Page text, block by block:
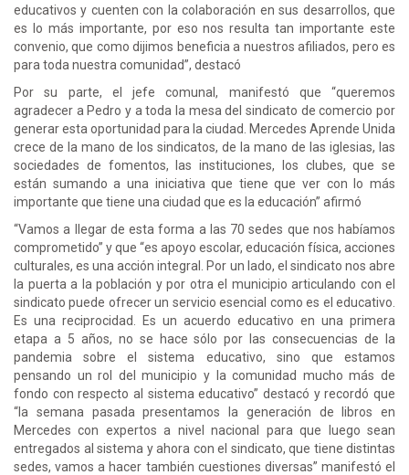
educativos y cuenten con la colaboración en sus desarrollos, que
es lo más importante, por eso nos resulta tan importante este
convenio, que como dijimos beneficia a nuestros afiliados, pero es
para toda nuestra comunidad”, destacó
Por su parte, el jefe comunal, manifestó que “queremos
agradecer a Pedro y a toda la mesa del sindicato de comercio por
generar esta oportunidad para la ciudad. Mercedes Aprende Unida
crece de la mano de los sindicatos, de la mano de las iglesias, las
sociedades de fomentos, las instituciones, los clubes, que se
están sumando a una iniciativa que tiene que ver con lo más
importante que tiene una ciudad que es la educación” afirmó
“Vamos a llegar de esta forma a las 70 sedes que nos habíamos
comprometido” y que “es apoyo escolar, educación física, acciones
culturales, es una acción integral. Por un lado, el sindicato nos abre
la puerta a la población y por otra el municipio articulando con el
sindicato puede ofrecer un servicio esencial como es el educativo.
Es una reciprocidad. Es un acuerdo educativo en una primera
etapa a 5 años, no se hace sólo por las consecuencias de la
pandemia sobre el sistema educativo, sino que estamos
pensando un rol del municipio y la comunidad mucho más de
fondo con respecto al sistema educativo” destacó y recordó que
“la semana pasada presentamos la generación de libros en
Mercedes con expertos a nivel nacional para que luego sean
entregados al sistema y ahora con el sindicato, que tiene distintas
sedes, vamos a hacer también cuestiones diversas” manifestó el